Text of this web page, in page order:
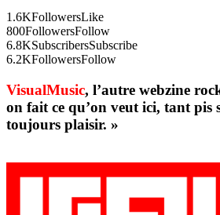
1.6KFollowersLike
800FollowersFollow
6.8KSubscribersSubscribe
6.2KFollowersFollow
VisualMusic, l’autre webzine
on fait ce qu’on veut ici, tant pis
toujours plaisir. »